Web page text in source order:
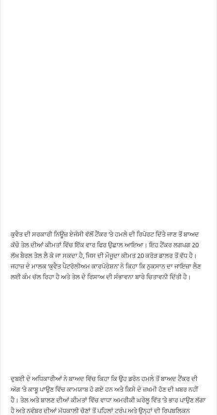
ਕੁਵੈਤ ਦੀ ਸਰਕਾਰੀ ਨਿਊਜ਼ ਏਜੰਸੀ ਵੱਲੋਂ ਟੈਂਕਰ ‘ਤੇ ਹਮਲੇ ਦੀ ਰਿਪੋਰਟ ਦਿੱਤੇ ਜਾਣ ਤੋਂ ਬਾਅਦ
ਕੱਚੇ ਤੇਲ ਦੀਆਂ ਕੀਮਤਾਂ ਵਿੱਚ ਇੱਕ ਵਾਰ ਫਿਰ ਉਛਾਲ ਆਇਆ। ਇਹ ਟੈਂਕਰ ਲਗਪਗ 20
ਲੱਖ ਬੈਰਲ ਤੇਲ ਲੈ ਕੇ ਜਾ ਸਕਦਾ ਹੈ, ਜਿਸ ਦੀ ਮੌਜੂਦਾ ਕੀਮਤ 20 ਕਰੋੜ ਡਾਲਰ ਤੋਂ ਵੱਧ ਹੈ।
ਜਹਾਜ਼ ਦੇ ਮਾਲਕ ‘ਕੁਵੈਤ ਪੈਟਰੋਲੀਅਮ ਕਾਰਪੋਰੇਸ਼ਨ’ ਨੇ ਕਿਹਾ ਕਿ ਨੁਕਸਾਨ ਦਾ ਜਾਇਜ਼ਾ ਲੈਣ
ਲਈ ਕੰਮ ਚੱਲ ਰਿਹਾ ਹੈ ਅਤੇ ਤੇਲ ਦੇ ਰਿਸਾਅ ਦੀ ਸੰਭਾਵਨਾ ਬਾਰੇ ਚਿਤਾਵਨੀ ਦਿੱਤੀ ਹੈ।
ਦੁਬਈ ਦੇ ਅਧਿਕਾਰੀਆਂ ਨੇ ਬਾਅਦ ਵਿੱਚ ਕਿਹਾ ਕਿ ਉਹ ਡਰੋਨ ਹਮਲੇ ਤੋਂ ਬਾਅਦ ਟੈਂਕਰ ਦੀ
ਅੱਗ ‘ਤੇ ਕਾਬੂ ਪਾਉਣ ਵਿੱਚ ਕਾਮਯਾਬ ਹੋ ਗਏ ਹਨ ਅਤੇ ਕਿਸੇ ਦੇ ਜ਼ਖਮੀ ਹੋਣ ਦੀ ਖਬਰ ਨਹੀਂ
ਹੈ। ਤੇਲ ਅਤੇ ਬਾਲਣ ਦੀਆਂ ਕੀਮਤਾਂ ਵਿੱਚ ਵਾਧਾ ਅਮਰੀਕੀ ਘਰੇਲੂ ਵਿੱਤ ‘ਤੇ ਭਾਰ ਪਾਉਣ ਲੱਗਾ
ਹੈ ਅਤੇ ਨਵੰਬਰ ਦੀਆਂ ਮੱਧਕਾਲੀ ਚੋਣਾਂ ਤੋਂ ਪਹਿਲਾਂ ਟਰੰਪ ਅਤੇ ਉਨ੍ਹਾਂ ਦੀ ਰਿਪਬਲਿਕਨ